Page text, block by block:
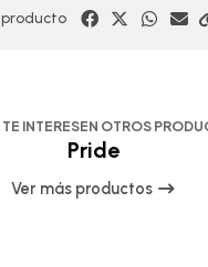
INTERESEN OTROS
Pride
Ver más productos